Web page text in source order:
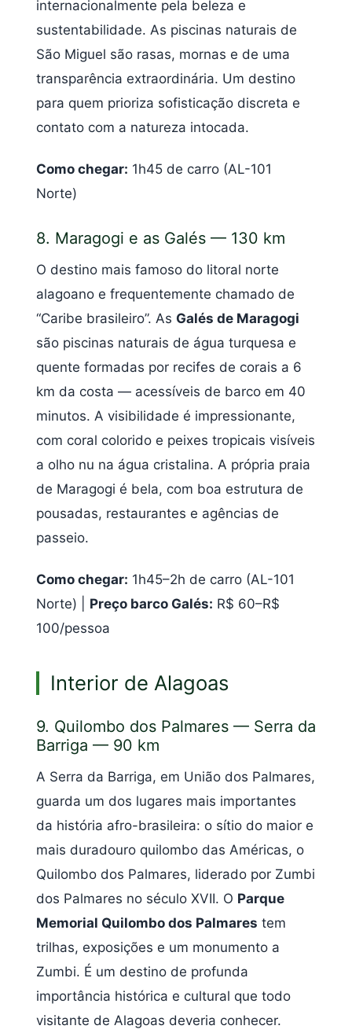
internacionalmente pela beleza e
sustentabilidade. As piscinas naturais de
São Miguel são rasas, mornas e de uma
transparência extraordinária. Um destino
para quem prioriza sofisticação discreta e
contato com a natureza intocada.
Como chegar: 1h45 de carro (AL-101
Norte)
8. Maragogi e as Galés — 130 km
O destino mais famoso do litoral norte
alagoano e frequentemente chamado de
“Caribe brasileiro”. As Galés de Maragogi
são piscinas naturais de água turquesa e
quente formadas por recifes de corais a 6
km da costa — acessíveis de barco em 40
minutos. A visibilidade é impressionante,
com coral colorido e peixes tropicais visíveis
a olho nu na água cristalina. A própria praia
de Maragogi é bela, com boa estrutura de
pousadas, restaurantes e agências de
passeio.
Como chegar: 1h45–2h de carro (AL-101
Norte) | Preço barco Galés: R$ 60–R$
100/pessoa
Interior de Alagoas
9. Quilombo dos Palmares — Serra da
Barriga — 90 km
A Serra da Barriga, em União dos Palmares,
guarda um dos lugares mais importantes
da história afro-brasileira: o sítio do maior e
mais duradouro quilombo das Américas, o
Quilombo dos Palmares, liderado por Zumbi
dos Palmares no século XVII. O Parque
Memorial Quilombo dos Palmares tem
trilhas, exposições e um monumento a
Zumbi. É um destino de profunda
importância histórica e cultural que todo
visitante de Alagoas deveria conhecer.